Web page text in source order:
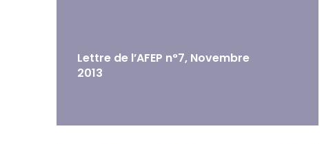
Lettre de l’AFEP n°7, Novembre
2013